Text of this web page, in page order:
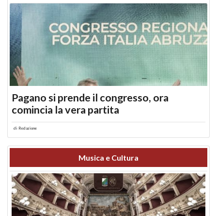
Pagano si prende il congresso, ora
comincia la vera partita
di Redazione
Musica e Cultura